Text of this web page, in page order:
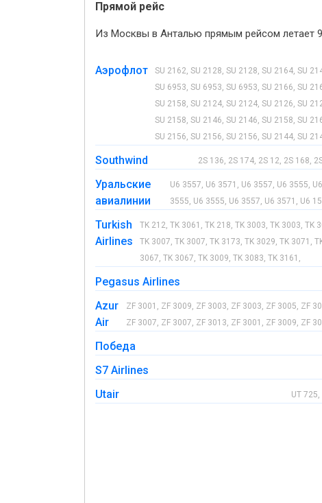
Прямой рейс
Из Москвы в Анталью прямым рейсом летает 9
Аэрофлот
SU 2162, SU 2128, SU 2128, SU 2164, SU
SU 6953, SU 6953, SU 6953, SU 2166, SU
SU 2158, SU 2124, SU 2124, SU 2126, SU
SU 2158, SU 2146, SU 2146, SU 2158, SU
SU 2156, SU 2156, SU 2156, SU 2144, SU
Southwind 2S 136, 2S 174, 2S 12, 2S 168,
Уральские
авиалинии
U6 3557, U6 3571, U6 3557, U6 3555,
3555, U6 3555, U6 3557, U6 3571, U6
Turkish
Airlines
TK 212, TK 3061, TK 218, TK 3003, TK 3003, TK
TK 3007, TK 3007, TK 3173, TK 3029, TK 3071,
3067, TK 3067, TK 3009, TK 3083, TK 3161,
Pegasus Airlines
Azur
Air
ZF 3001, ZF 3009, ZF 3003, ZF 3003, ZF 3005, ZF
ZF 3007, ZF 3007, ZF 3013, ZF 3001, ZF 3009, ZF
Победа
S7 Airlines
Utair UT 725,